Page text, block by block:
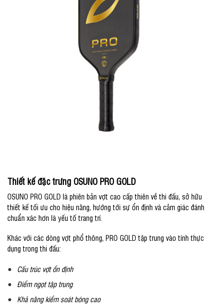
Thiết kế đặc trưng OSUNO PRO GOLD
OSUNO PRO GOLD là phiên bản vợt cao cấp thiên về thi đấu, sở hữu
thiết kế tối ưu cho hiệu năng, hướng tới sự ổn định và cảm giác đánh
chuẩn xác hơn là yếu tố trang trí.
Khác với các dòng vợt phổ thông, PRO GOLD tập trung vào tính thực
dụng trong thi đấu:
Cấu trúc vợt ổn định
Điểm ngọt tập trung
Khả năng kiểm soát bóng cao